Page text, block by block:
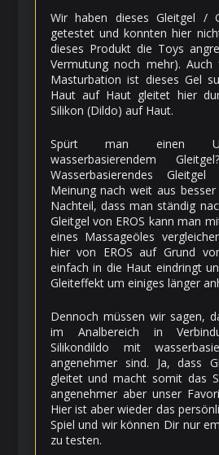
Wir haben dieses Gleitgel /
getestet und konnten hier
dieses Produkt die Toys
Vermutung noch mehr).
Masturbation ist dieses Gel
Haut auf Haut gleitet hier
Silikon (Dildo) auf Haut.
Spürt man einen
wasserbasierendem
Wasserbasierendes
Meinung nach weit aus
Nachteil, dass man ständig
Gleitgel von EROS kann man
eines Massageöles
hier von EROS auf Grund
einfach in die Haut eindringt
Gleiteffekt um einiges länger
Dennoch müssen wir sagen,
im Analbereich in
Silikondildo mit
angenehmer sind. Ja, dass
gleitet und macht somit das
angenehmer aber unser
Hier ist aber wieder das
Spiel und wir können Dir nur
zu testen.